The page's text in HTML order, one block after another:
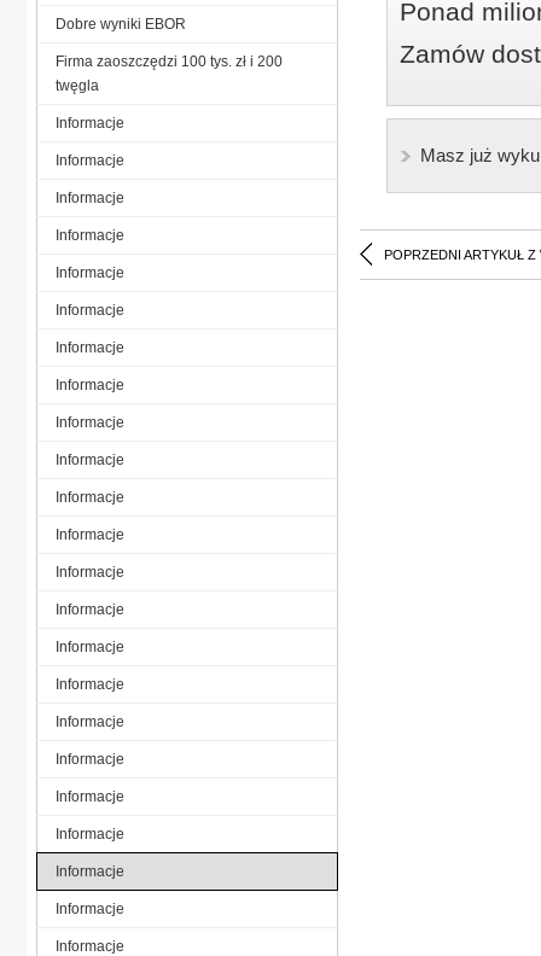
Ponad
Zamów
Masz już
POPRZEDNI ARTYKUŁ Z
Dobre wyniki EBOR
Firma zaoszczędzi 100 tys. zł i 200
twęgla
Informacje
Informacje
Informacje
Informacje
Informacje
Informacje
Informacje
Informacje
Informacje
Informacje
Informacje
Informacje
Informacje
Informacje
Informacje
Informacje
Informacje
Informacje
Informacje
Informacje
Informacje
Informacje
Informacje